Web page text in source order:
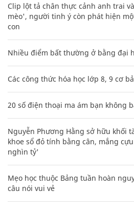
Clip lột tả chân thực cảnh anh trai
mèo', người tinh ý còn phát hiện
con
Nhiều điểm bất thường ở bằng đại
Các công thức hóa học lớp 8, 9 cơ
20 số điện thoại ma ám bạn không
Nguyễn Phương Hằng sở hữu khối
khoe sổ đỏ tính bằng cân, mắng
nghìn tỷ'
Mẹo học thuộc Bảng tuần hoàn
câu nói vui vẻ